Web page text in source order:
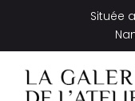
Située